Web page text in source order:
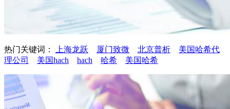
热门关键词： 上海龙跃 厦门致微 北京普析
美国哈希代
理公司
美国hach hach 哈希 美国哈希